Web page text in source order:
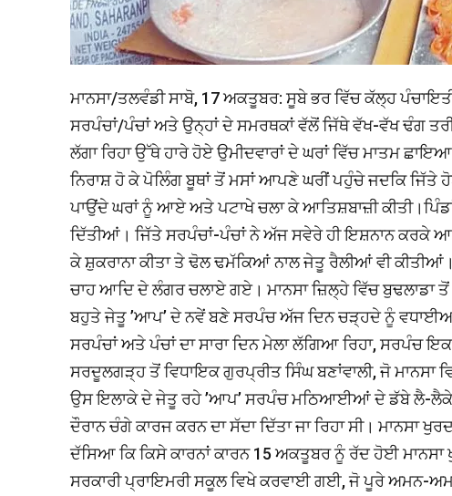
ਮਾਨਸਾ/ਤਲਵੰਡੀ ਸਾਬੋ, 17 ਅਕਤੂਬਰ: ਸੂਬੇ ਭਰ ਵਿੱਚ ਕੱਲ੍ਹ
ਸਰਪੰਚਾਂ/ਪੰਚਾਂ ਅਤੇ ਉਨ੍ਹਾਂ ਦੇ ਸਮਰਥਕਾਂ ਵੱਲੋਂ ਜਿੱਥੇ ਵੱਖ-ਵੱਖ ਢੰਗ
ਲੱਗਾ ਰਿਹਾ ਉੱਥੇ ਹਾਰੇ ਹੋਏ ਉਮੀਦਵਾਰਾਂ ਦੇ ਘਰਾਂ ਵਿੱਚ ਮਾਤਮ
ਨਿਰਾਸ਼ ਹੋ ਕੇ ਪੋਲਿੰਗ ਬੂਥਾਂ ਤੋਂ ਮਸਾਂ ਆਪਣੇ ਘਰੀਂ ਪਹੁੰਚੇ ਜਦਕਿ
ਪਾਉਂਦੇ ਘਰਾਂ ਨੂੰ ਆਏ ਅਤੇ ਪਟਾਖੇ ਚਲਾ ਕੇ ਆਤਿਸ਼ਬਾਜ਼ੀ
ਦਿੱਤੀਆਂ। ਜਿੱਤੇ ਸਰਪੰਚਾਂ-ਪੰਚਾਂ ਨੇ ਅੱਜ ਸਵੇਰੇ ਹੀ ਇਸ਼ਨਾਨ ਕਰਕੇ
ਕੇ ਸ਼ੁਕਰਾਨਾ ਕੀਤਾ ਤੇ ਢੋਲ ਢਮੱਕਿਆਂ ਨਾਲ ਜੇਤੂ ਰੈਲੀਆਂ ਵੀ
ਚਾਹ ਆਦਿ ਦੇ ਲੰਗਰ ਚਲਾਏ ਗਏ। ਮਾਨਸਾ ਜ਼ਿਲ੍ਹੇ ਵਿੱਚ ਬੁਢਲਾਡਾ ਤੋਂ
ਬਹੁਤੇ ਜੇਤੂ ’ਆਪ’ ਦੇ ਨਵੇਂ ਬਣੇ ਸਰਪੰਚ ਅੱਜ ਦਿਨ ਚੜ੍ਹਦੇ ਨੂੰ
ਸਰਪੰਚਾਂ ਅਤੇ ਪੰਚਾਂ ਦਾ ਸਾਰਾ ਦਿਨ ਮੇਲਾ ਲੱਗਿਆ ਰਿਹਾ,
ਸਰਦੂਲਗੜ੍ਹ ਤੋਂ ਵਿਧਾਇਕ ਗੁਰਪ੍ਰੀਤ ਸਿੰਘ ਬਣਾਂਵਾਲੀ, ਜੋ ਮਾਨਸਾ
ਉਸ ਇਲਾਕੇ ਦੇ ਜੇਤੂ ਰਹੇ ’ਆਪ’ ਸਰਪੰਚ ਮਠਿਆਈਆਂ ਦੇ ਡੱਬੇ ਲੈ-ਲੈਕੇ
ਦੌਰਾਨ ਚੰਗੇ ਕਾਰਜ ਕਰਨ ਦਾ ਸੱਦਾ ਦਿੱਤਾ ਜਾ ਰਿਹਾ ਸੀ।
ਦੱਸਿਆ ਕਿ ਕਿਸੇ ਕਾਰਨਾਂ ਕਾਰਨ 15 ਅਕਤੂਬਰ ਨੂੰ ਰੱਦ ਹੋਈ
ਸਰਕਾਰੀ ਪ੍ਰਾਇਮਰੀ ਸਕੂਲ ਵਿਖੇ ਕਰਵਾਈ ਗਈ, ਜੋ ਪੂਰੇ ਅਮਨ-